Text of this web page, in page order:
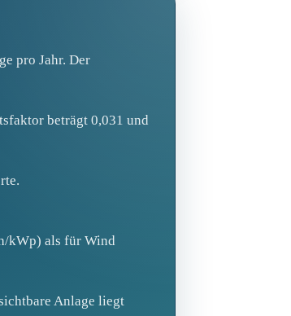
pro Jahr. Der
beträgt 0,031 und
kWp) als für Wind
Anlage liegt